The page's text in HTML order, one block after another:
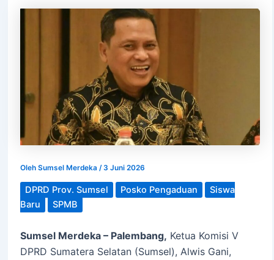
Oleh Sumsel Merdeka /3 Juni 2026
DPRD Prov. Sumsel Posko Pengaduan
Siswa
Baru
SPMB
Sumsel Merdeka – Palembang, Ketua Komisi V
DPRD Sumatera Selatan (Sumsel), Alwis Gani,